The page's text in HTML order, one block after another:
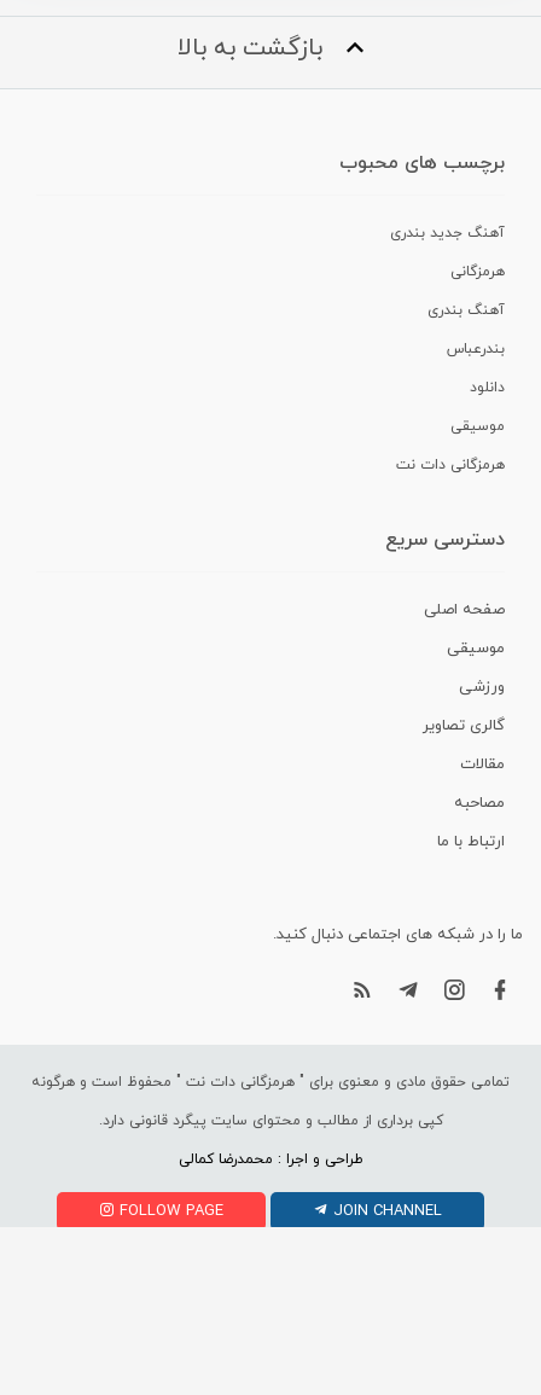
بازگشت به بالا
برچسب های محبوب
آهنگ جدید بندری
هرمزگانی
آهنگ بندری
بندرعباس
دانلود
موسیقی
هرمزگانی دات نت
دسترسی سریع
صفحه اصلی
موسیقی
ورزشی
گالری تصاویر
مقالات
مصاحبه
ارتباط با ما
ما را در شبکه های اجتماعی دنبال کنید.
تمامی حقوق مادی و معنوی برای " هرمزگانی دات نت " محفوظ است و هرگونه
کپی برداری از مطالب و محتوای سایت پیگرد قانونی دارد.
طراحی و اجرا : محمدرضا کمالی
FOLLOW PAGE JOIN CHANNEL